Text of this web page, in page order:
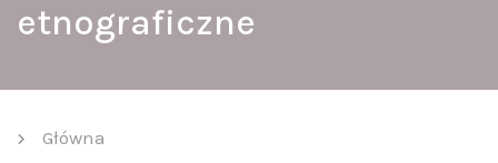
etnograficzne
Główna